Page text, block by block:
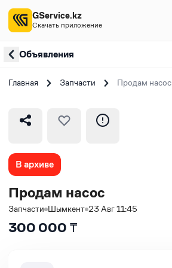
Объявления
Главная Запчасти Продам насос
В архиве
Продам насос
Запчасти Шымкент 23 Авг 11:45
300 000 ₸
GService.kz
Скачать приложение